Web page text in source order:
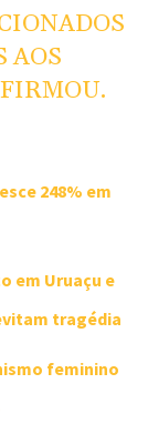
AOS
248% em
em Uruaçu e
tragédia
feminino